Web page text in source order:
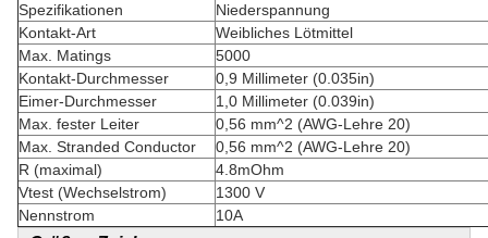
Spezifikationen
Niederspannung
Kontakt-Art
Weibliches Lötmittel
Max. Matings
5000
Kontakt-Durchmesser
0,9 Millimeter (0.035in)
Eimer-Durchmesser
1,0 Millimeter (0.039in)
Max. fester Leiter
0,56 mm^2 (AWG-Lehre 20)
Max. Stranded Conductor
0,56 mm^2 (AWG-Lehre 20)
R (maximal)
4.8mOhm
Vtest (Wechselstrom)
1300 V
Nennstrom
10A